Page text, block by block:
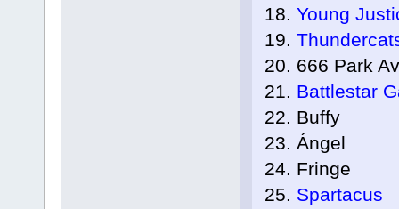
18. Young
19.
20. 666 Park
21. Battlestar
22. Buffy
23. Ángel
24. Fringe
25. Spartacus